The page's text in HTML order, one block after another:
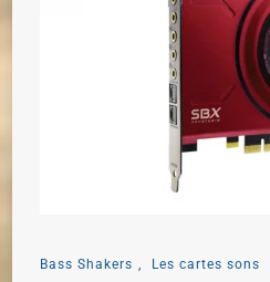
Bass Shakers Les cartes sons